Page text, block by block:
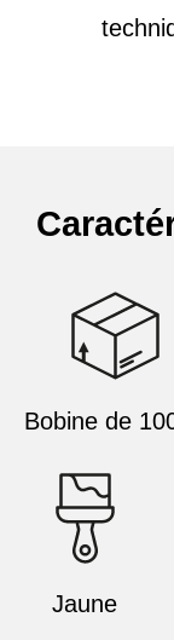
Bobine de
Jaune